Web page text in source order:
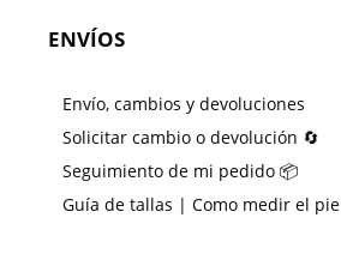
ENVÍOS
Envío, cambios y devoluciones
Solicitar cambio o devolución 🔄
Seguimiento de mi pedido 📦
Guía de tallas | Como medir el pie